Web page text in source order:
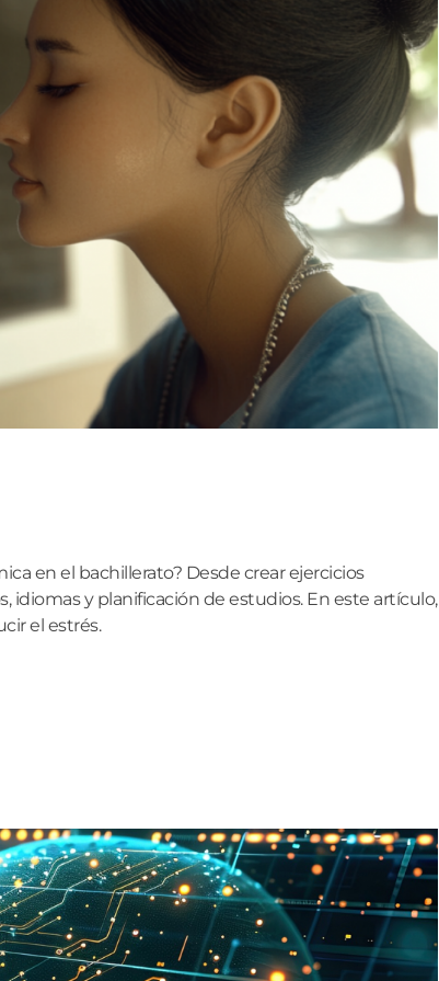
en el bachillerato? Desde crear ejercicios
idiomas y planificación de estudios. En este artículo,
el estrés.